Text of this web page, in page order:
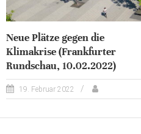
Neue Plätze gegen die
Klimakrise (Frankfurter
Rundschau, 10.02.2022)
19. Februar 2022